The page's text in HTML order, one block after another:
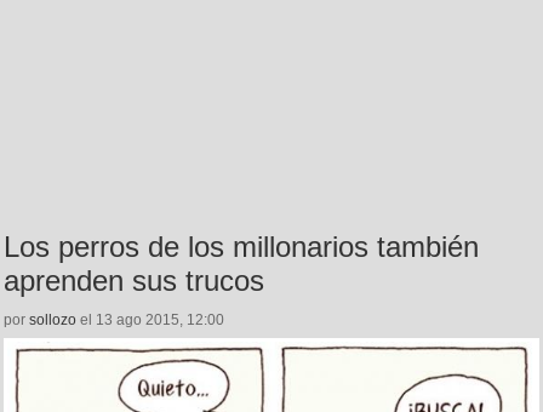
Los perros de los millonarios también
aprenden sus trucos
por sollozo el 13 ago 2015, 12:00